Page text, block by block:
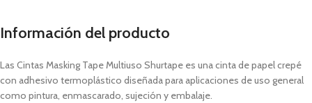
Información del producto
Las Cintas Masking Tape Multiuso Shurtape es una cinta de papel crepé
con adhesivo termoplástico diseñada para aplicaciones de uso general
como pintura, enmascarado, sujeción y embalaje.